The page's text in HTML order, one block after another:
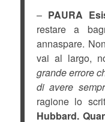
–PAURA
restare a
annaspare.
vai al largo,
grande errore
di avere
ragione lo
Hubbard.